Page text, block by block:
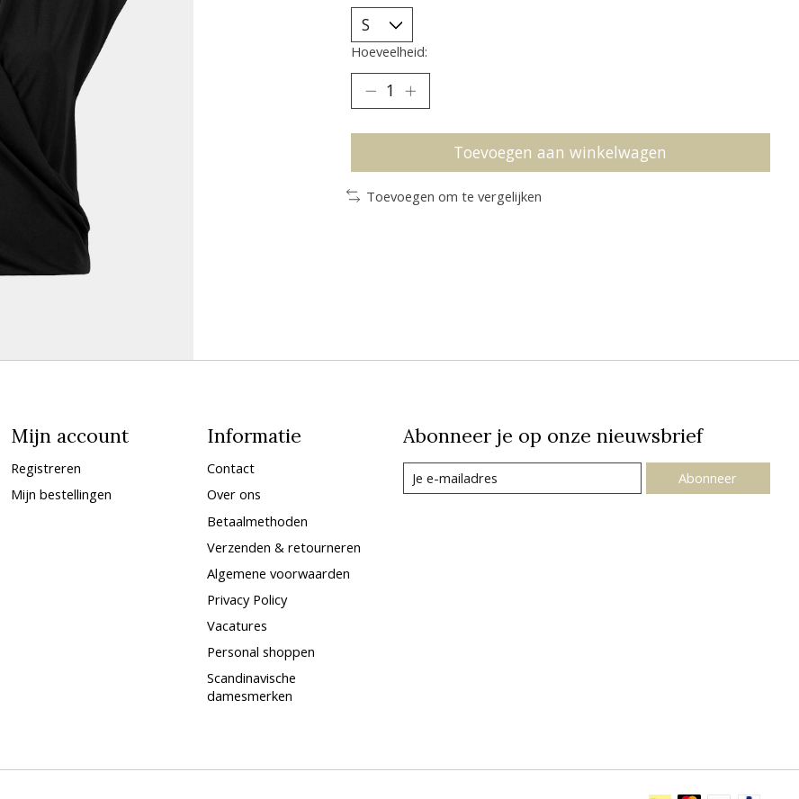
Hoeveelheid:
Toevoegen aan winkelwagen
Toevoegen om te vergelijken
Mijn account
Registreren
Mijn bestellingen
Informatie
Contact
Over ons
Betaalmethoden
Verzenden & retourneren
Algemene voorwaarden
Privacy Policy
Vacatures
Personal shoppen
Scandinavische
damesmerken
Abonneer je op onze nieuwsbrief
Abonneer